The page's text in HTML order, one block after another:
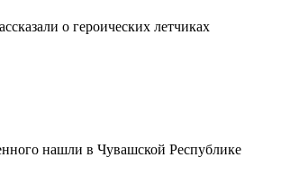
о героических летчиках
нашли в Чувашской Республике